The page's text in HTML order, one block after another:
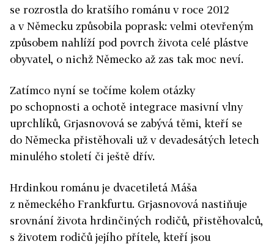
se rozrostla do kratšího románu v roce 2012
a v Německu způsobila poprask: velmi otevřeným
způsobem nahlíží pod povrch života celé plástve
obyvatel, o nichž Německo až zas tak moc neví.
Zatímco nyní se točíme kolem otázky
po schopnosti a ochotě integrace masivní vlny
uprchlíků, Grjasnovová se zabývá těmi, kteří se
do Německa přistěhovali už v devadesátých letech
minulého století či ještě dřív.
Hrdinkou románu je dvacetiletá Máša
z německého Frankfurtu. Grjasnovová nastiňuje
srovnání života hrdinčiných rodičů, přistěhovalců,
s životem rodičů jejího přítele, kteří jsou